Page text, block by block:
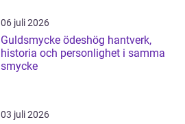
06 juli 2026
Guldsmycke ödeshög hantverk,
historia och personlighet i samma
smycke
03 juli 2026